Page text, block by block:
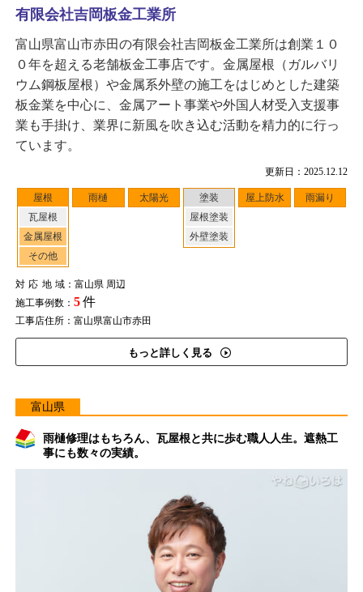
更新日：2025.12.12
屋根
瓦屋根
金属屋根
その他
雨樋 太陽光
塗装
屋根塗装
外壁塗装
屋上防水 雨漏り
対応地域：富山県 周辺
施工事例数： 5件
工事店住所：富山県富山市赤田
もっと詳しく見る
有限会社吉岡板金工業所
富山県富山市赤田の有限会社吉岡板金工業所は創業１０
０年を超える老舗板金工事店です。金属屋根（ガルバリ
ウム鋼板屋根）や金属系外壁の施工をはじめとした建築
板金業を中心に、金属アート事業や外国人材受入支援事
業も手掛け、業界に新風を吹き込む活動を精力的に行っ
ています。
富山県
雨樋修理はもちろん、瓦屋根と共に歩む職人人生。遮熱工
事にも数々の実績。